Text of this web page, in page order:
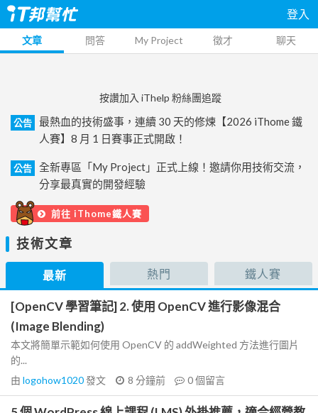
登入
文章 問答 My Project 徵才 聊天
按讚加入 iThelp 粉絲團追蹤
公告
最熱血的技術盛事，連續 30 天的修煉【2026 iThome 鐵
人賽】8 月 1 日賽事正式開啟！
公告
全新專區「My Project」正式上線！邀請你用技術交流，
分享最真實的開發經驗
前往 iThome鐵人賽
技術文章
最新 熱門 鐵人賽
[OpenCV 學習筆記] 2. 使用 OpenCV 進行影像混合
(Image Blending)
本文將簡單示範如何使用 OpenCV 的 addWeighted 方法進行圖片
的...
由 logohow1020發文 8 分鐘前 0個留言